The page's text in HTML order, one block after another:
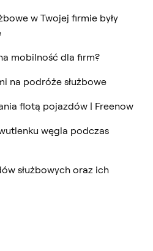
w Twojej firmie były
mobilność dla firm?
na podróże służbowe
flotą pojazdów | Freenow
węgla podczas
służbowych oraz ich